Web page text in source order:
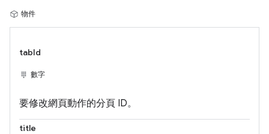
物件
tabId
數字
要修改網頁動作的分頁 ID。
title